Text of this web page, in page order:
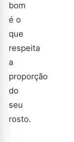
bom
é o
que
respeita
a
proporção
do
seu
rosto.